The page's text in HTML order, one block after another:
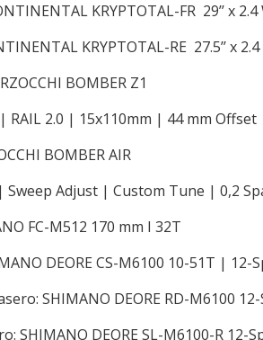
KRYPTOTAL-FR 29’’ x
KRYPTOTAL-RE 27.5’’ x
BOMBER Z1
RAIL 2.0 | 15x110mm | 44 mm Offset
BOMBER AIR
Sweep Adjust | Custom Tune | 0,2
FC-M512 170 mm I 32T
DEORE CS-M6100 10-51T | 12-
SHIMANO DEORE RD-M6100
SHIMANO DEORE SL-M6100-R 12-